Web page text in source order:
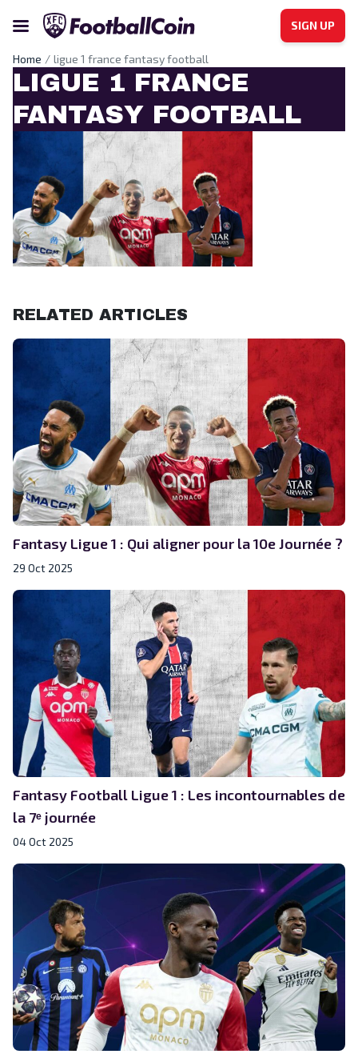
SIGN UP
Home ligue 1 france fantasy football
LIGUE 1 FRANCE
FANTASY FOOTBALL
RELATED ARTICLES
Fantasy Ligue 1 : Qui aligner pour la 10e Journée ?
29 Oct 2025
Fantasy Football Ligue 1 : Les incontournables de
la 7ᵉ journée
04 Oct 2025